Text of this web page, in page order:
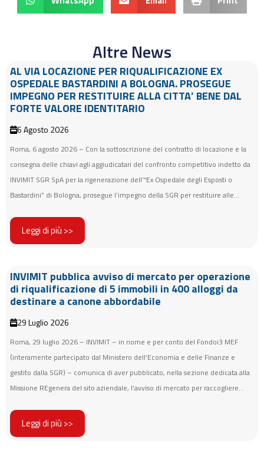
Altre News
AL VIA LOCAZIONE PER RIQUALIFICAZIONE EX
OSPEDALE BASTARDINI A BOLOGNA. PROSEGUE
IMPEGNO PER RESTITUIRE ALLA CITTA’ BENE DAL
FORTE VALORE IDENTITARIO
6 Agosto 2026
Roma, 6 agosto 2026 – Con la sottoscrizione del contratto di locazione e la
consegna delle chiavi agli aggiudicatari del confronto competitivo indetto da
INVIMIT SGR SpA per la rigenerazione dell’“Ex Ospedale degli Esposti o
Bastardini” di Bologna, prosegue l’impegno della SGR per restituire alle...
Leggi di più >>
INVIMIT pubblica avviso di mercato per operazione
di riqualificazione di 5 immobili in 400 alloggi da
destinare a canone abbordabile
29 Luglio 2026
Roma, 29 luglio 2026 – INVIMIT – in nome e per conto del Fondoi3 MEF
(interamente partecipato dal Ministero dell’Economia e delle Finanze e
gestito dalla SGR) – comunica di aver pubblicato, nella sezione dedicata alla
Missione REgenera del sito aziendale, l’avviso di mercato per raccogliere...
Leggi di più >>